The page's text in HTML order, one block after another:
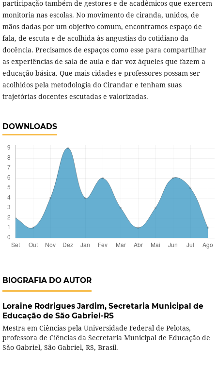
participação também de gestores e de acadêmicos que exercem
monitoria nas escolas. No movimento de ciranda, unidos, de
mãos dadas por um objetivo comum, encontramos espaço de
fala, de escuta e de acolhida às angustias do cotidiano da
docência. Precisamos de espaços como esse para compartilhar
as experiências de sala de aula e dar voz àqueles que fazem a
educação básica. Que mais cidades e professores possam ser
acolhidos pela metodologia do Cirandar e tenham suas
trajetórias docentes escutadas e valorizadas.
DOWNLOADS
BIOGRAFIA DO AUTOR
Loraine Rodrigues Jardim, Secretaria Municipal de
Educação de São Gabriel-RS
Mestra em Ciências pela Universidade Federal de Pelotas,
professora de Ciências da Secretaria Municipal de Educação de
São Gabriel, São Gabriel, RS, Brasil.